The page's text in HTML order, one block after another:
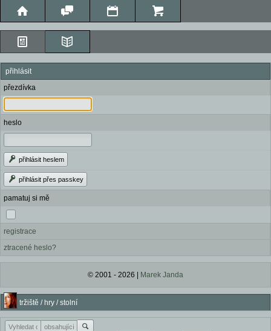
přihlásit
přezdívka
heslo
přihlásit heslem
přihlásit přes passkey
pamatuj si mě
registrace
ztracené heslo?
© 2001 - 2026 | Marek Janda
tržiště / hry / stolní